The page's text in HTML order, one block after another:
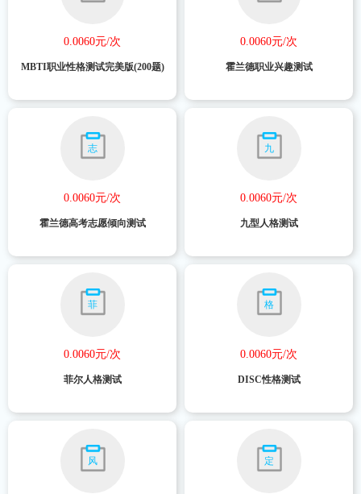
0.0060元/次
MBTI职业性格测试完美版(200题)
0.0060元/次
霍兰德职业兴趣测试
志
0.0060元/次
霍兰德高考志愿倾向测试
九
0.0060元/次
九型人格测试
菲
0.0060元/次
菲尔人格测试
格
0.0060元/次
DISC性格测试
风 定